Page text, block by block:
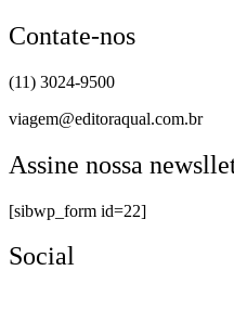
Contate-nos
(11) 3024-9500
viagem@editoraqual.com.br
Assine nossa
[sibwp_form id=22]
Social